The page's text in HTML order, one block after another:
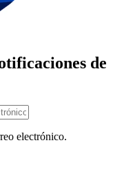
de
electrónico.